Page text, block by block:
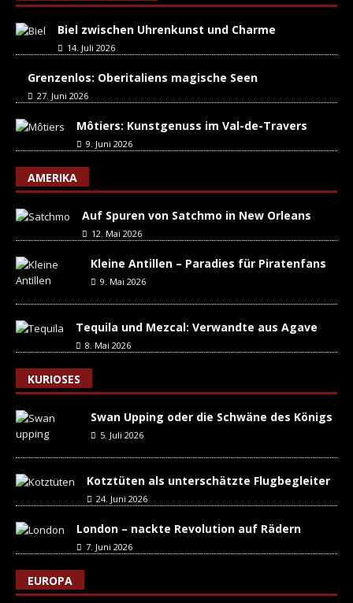
Biel zwischen Uhrenkunst und Charme
14. Juli 2026
Grenzenlos: Oberitaliens magische Seen
27. Juni 2026
Môtiers: Kunstgenuss im Val-de-Travers
9. Juni 2026
AMERIKA
Auf Spuren von Satchmo in New Orleans
12. Mai 2026
Kleine Antillen – Paradies für Piratenfans
9. Mai 2026
Tequila und Mezcal: Verwandte aus Agave
8. Mai 2026
KURIOSES
Swan Upping oder die Schwäne des Königs
5. Juli 2026
Kotztüten als unterschätzte Flugbegleiter
24. Juni 2026
London – nackte Revolution auf Rädern
7. Juni 2026
EUROPA